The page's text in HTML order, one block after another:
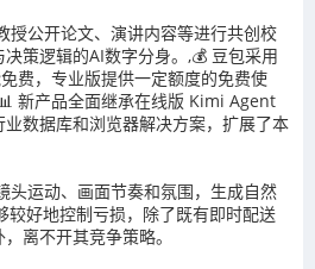
授公开论文、演讲内容等进行共创校
策逻辑的AI数字分身。,💰 豆包采用
费，专业版提供一定额度的免费使
新产品全面继承在线版 Kimi Agent
数据库和浏览器解决方案，扩展了本
头运动、画面节奏和氛围，生成自然
较好地控制亏损，除了既有即时配送
离不开其竞争策略。